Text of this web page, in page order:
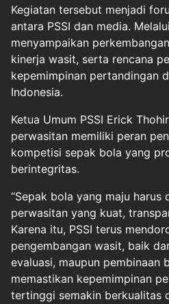
Kegiatan tersebut menjadi
antara PSSI dan media.
menyampaikan
kinerja wasit, serta rencana
kepemimpinan pertandingan
Indonesia.
Ketua Umum PSSI Erick
perwasitan memiliki peran
kompetisi sepak bola yang
berintegritas.
“Sepak bola yang maju harus
perwasitan yang kuat,
Karena itu, PSSI terus
pengembangan wasit, baik
evaluasi, maupun pembinaan
memastikan kepemimpinan
tertinggi semakin berkualitas